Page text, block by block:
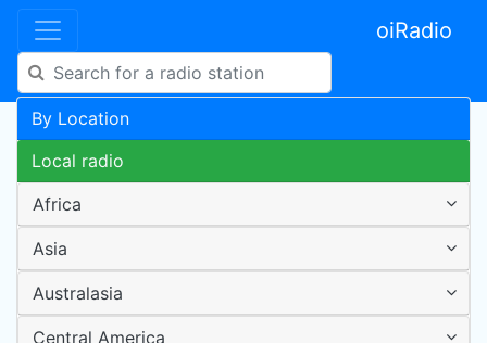
oiRadio
By Location
Local radio
Africa
Asia
Australasia
Central America